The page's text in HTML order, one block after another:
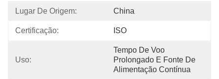
Lugar De Origem: China
Certificação: ISO
Uso:
Tempo De Voo
Prolongado E Fonte De
Alimentação Contínua